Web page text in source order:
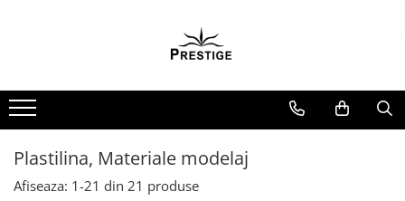
Noutati
Promotii
Spiritualitate - Ezoterism
AngelConnection
Plastilina, Materiale modelaj
Afiseaza: 1-21 din 21 produse